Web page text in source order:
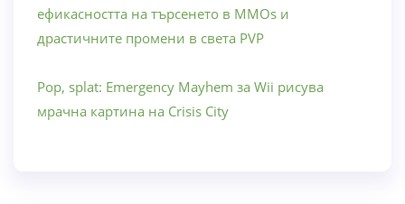
ефикасността на търсенето в MMOs и
драстичните промени в света PVP
Pop, splat: Emergency Mayhem за Wii рисува
мрачна картина на Crisis City